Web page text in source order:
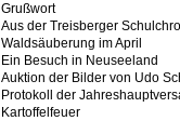
Grußwort
Aus der Treisberger
Waldsäuberung im April
Ein Besuch in Neuseeland
Auktion der Bilder von Udo
Protokoll der
Kartoffelfeuer